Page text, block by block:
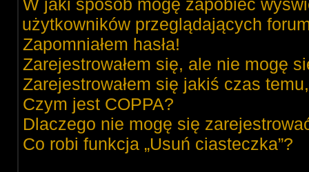
W jaki sposób mogę zapobiec
użytkowników przeglądających
Zapomniałem hasła!
Zarejestrowałem się, ale nie mogę
Zarejestrowałem się jakiś czas
Czym jest COPPA?
Dlaczego nie mogę się
Co robi funkcja „Usuń ciasteczka”?